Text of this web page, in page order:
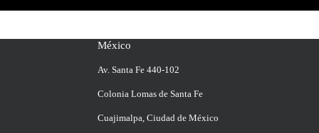
México
Av. Santa Fe 440-102
Colonia Lomas de Santa Fe
Cuajimalpa, Ciudad de México